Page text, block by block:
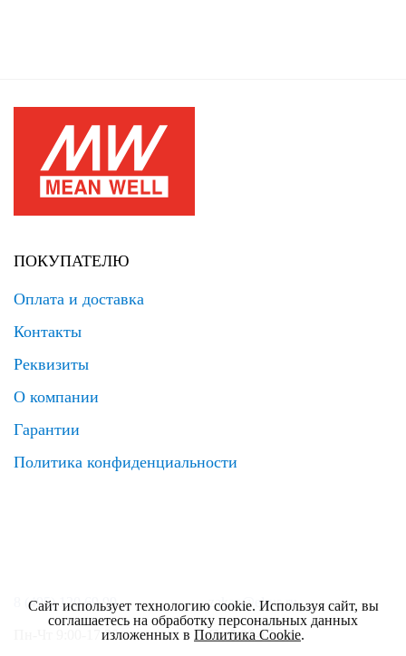
ПОКУПАТЕЛЮ
Оплата и доставка
Контакты
Реквизиты
О компании
Гарантии
Политика конфиденциальности
8 (495) 120 69 99 zakaz@elrus.ru
Пн-Чт 9:00-17:30 Пт 9:00-17:00
Сайт использует технологию cookie. Используя сайт, вы
соглашаетесь на обработку персональных данных
изложенных в Политика Cookie.